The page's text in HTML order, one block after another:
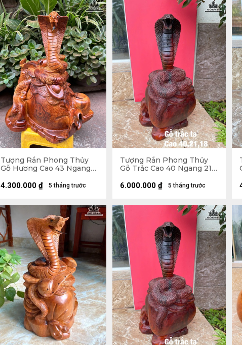
Tượng Rắn Phong Thủy
Gỗ Hương Cao 43 Ngang
5 tháng trước
4.300.000 ₫
Tượng Rắn Phong Thủy
Gỗ Trắc Cao 40 Ngang 21
5 tháng trước
6.000.000 ₫